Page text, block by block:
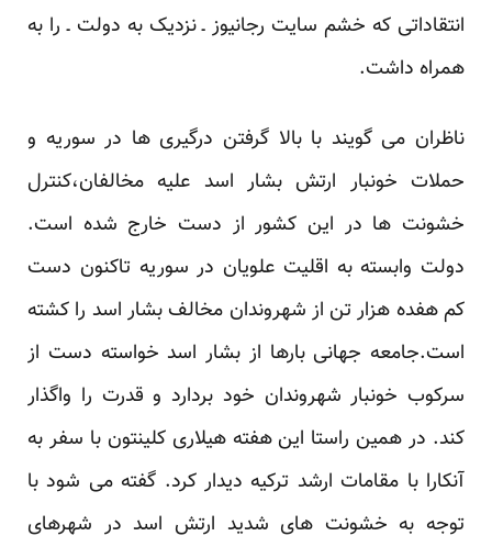
انتقاداتی که خشم سایت رجانیوزـ نزدیک به دولت ـ را به
همراه داشت.
ناظران می گویند با بالا گرفتن درگیری ها در سوریه و
حملات خونبار ارتش بشار اسد علیه مخالفان،کنترل
خشونت ها در این کشور از دست خارج شده است.
دولت وابسته به اقلیت علویان در سوریه تاکنون دست
کم هفده هزار تن از شهروندان مخالف بشار اسد را کشته
است.جامعه جهانی بارها از بشار اسد خواسته دست از
سرکوب خونبار شهروندان خود بردارد و قدرت را واگذار
کند. در همین راستا این هفته هیلاری کلینتون با سفر به
آنکارا با مقامات ارشد ترکیه دیدار کرد. گفته می شود با
توجه به خشونت های شدید ارتش اسد در شهرهای